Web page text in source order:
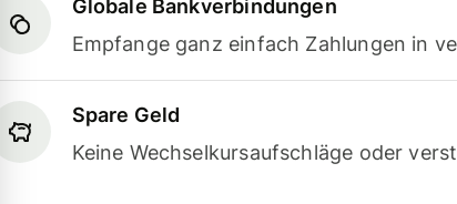
Globale Bankverbindungen
Empfange ganz einfach Zahlungen in
Spare Geld
Keine Wechselkursaufschläge oder